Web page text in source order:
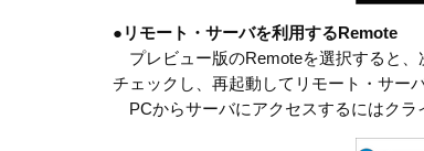
● リモート・サーバを利用するRemote
プレビュー版のRemoteを選択すると、
チェックし、再起動してリモート・サー
PCからサーバにアクセスするにはクラ